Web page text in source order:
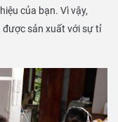
của bạn. Vì vậy,
được sản xuất với sự tỉ